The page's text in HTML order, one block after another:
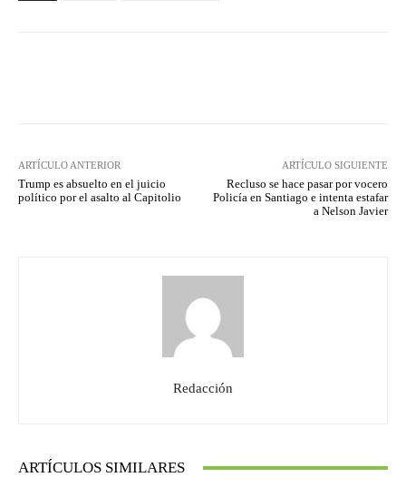
ARTÍCULO ANTERIOR
Trump es absuelto en el juicio
político por el asalto al Capitolio
ARTÍCULO SIGUIENTE
Recluso se hace pasar por vocero
Policía en Santiago e intenta estafar
a Nelson Javier
Redacción
ARTÍCULOS SIMILARES